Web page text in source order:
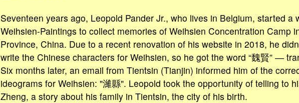
Seventeen years ago, Leopold Pander Jr., who lives in Belgium, started a
Weihsien-Paintings to collect memories of Weihsien Concentration Camp
Province, China. Due to a recent renovation of his website in 2018, he
write the Chinese characters for Weihsien, so he got the word “魏賢” ―
Six months later, an email from Tientsin (Tianjin) informed him of the
ideograms for Weihsien: "濰縣". Leopold took the opportunity of telling to
Zheng, a story about his family in Tientsin, the city of his birth.